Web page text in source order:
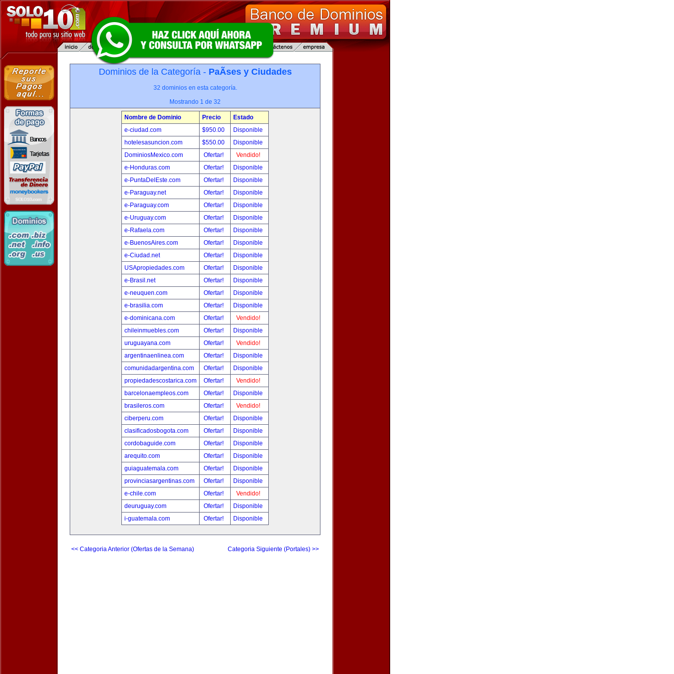
Dominios de la Categoría - PaÃ­ses y Ciudades
32 dominios en esta categoría.
Mostrando 1 de 32
Nombre de Dominio Precio
Estado
e-ciudad.com
$950.00
Disponible
hotelesasuncion.com
$550.00
Disponible
DominiosMexico.com
Ofertar!
Vendido!
e-Honduras.com
Ofertar!
Disponible
e-PuntaDelEste.com
Ofertar!
Disponible
e-Paraguay.net
Ofertar!
Disponible
e-Paraguay.com
Ofertar!
Disponible
e-Uruguay.com
Ofertar!
Disponible
e-Rafaela.com
Ofertar!
Disponible
e-BuenosAires.com
Ofertar!
Disponible
e-Ciudad.net
Ofertar!
Disponible
USApropiedades.com
Ofertar!
Disponible
e-Brasil.net
Ofertar!
Disponible
e-neuquen.com
Ofertar!
Disponible
e-brasilia.com
Ofertar!
Disponible
e-dominicana.com
Ofertar!
Vendido!
chileinmuebles.com
Ofertar!
Disponible
uruguayana.com
Ofertar!
Vendido!
argentinaenlinea.com
Ofertar!
Disponible
comunidadargentina.com
Ofertar!
Disponible
propiedadescostarica.com
Ofertar!
Vendido!
barcelonaempleos.com
Ofertar!
Disponible
brasileros.com
Ofertar!
Vendido!
ciberperu.com
Ofertar!
Disponible
clasificadosbogota.com
Ofertar!
Disponible
cordobaguide.com
Ofertar!
Disponible
arequito.com
Ofertar!
Disponible
guiaguatemala.com
Ofertar!
Disponible
provinciasargentinas.com
Ofertar!
Disponible
e-chile.com
Ofertar!
Vendido!
deuruguay.com
Ofertar!
Disponible
i-guatemala.com
Ofertar! Disponible
<< Categoria Anterior (Ofertas de la Semana) Categoria Siguiente (Portales) >>